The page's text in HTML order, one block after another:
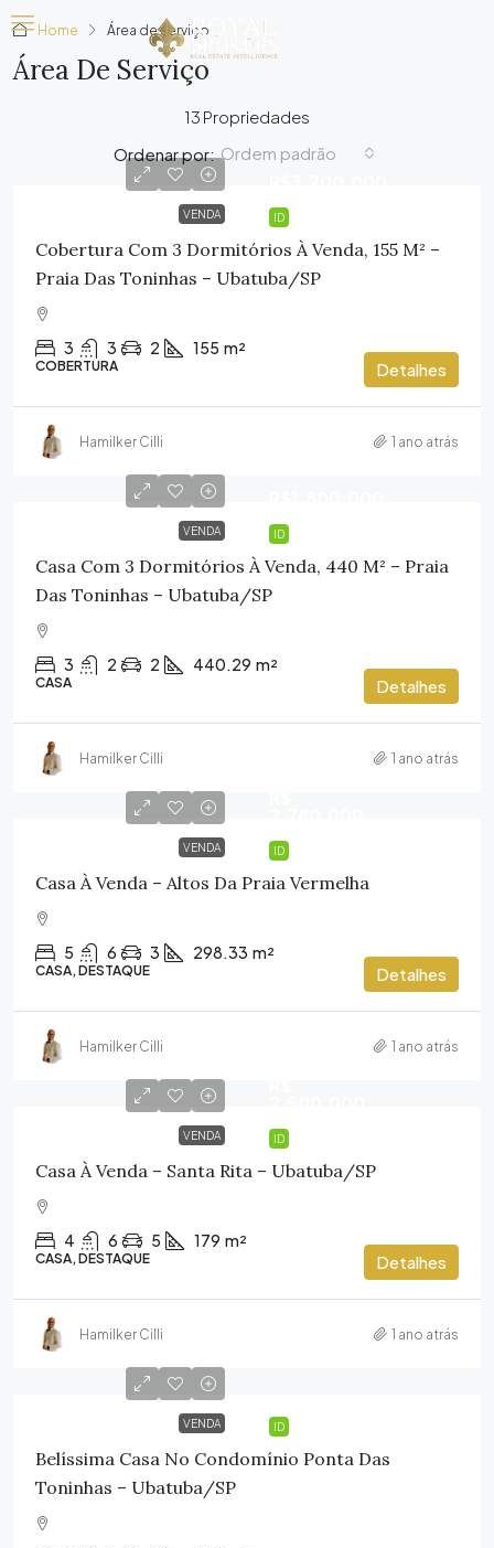
Home Área de serviço
Área De Serviço
13 Propriedades
Ordenar por: Ordem padrão
ID
VENDA
Cobertura Com 3 Dormitórios À Venda, 155 M² –
Praia Das Toninhas – Ubatuba/SP
3 3 2 155 m²
COBERTURA Detalhes
Hamilker Cilli 1 ano atrás
ID
VENDA
Casa Com 3 Dormitórios À Venda, 440 M² – Praia
Das Toninhas – Ubatuba/SP
3 2 2 440.29 m²
CASA Detalhes
Hamilker Cilli 1 ano atrás
ID
VENDA
Casa À Venda – Altos Da Praia Vermelha
5 6 3 298.33 m²
CASA, DESTAQUE Detalhes
Hamilker Cilli 1 ano atrás
ID
VENDA
Casa À Venda – Santa Rita – Ubatuba/SP
4 6 5 179 m²
CASA, DESTAQUE Detalhes
Hamilker Cilli 1 ano atrás
ID
VENDA
Belíssima Casa No Condomínio Ponta Das
Toninhas – Ubatuba/SP